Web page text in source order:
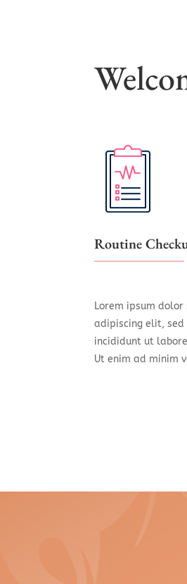
Routine
Lorem ipsum
adipiscing elit,
incididunt ut
Ut enim ad minim